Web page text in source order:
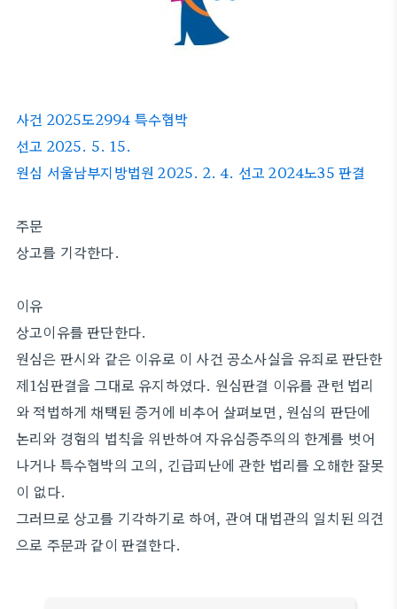
사건 2025도2994 특수협박
선고 2025. 5. 15.
원심 서울남부지방법원 2025. 2. 4. 선고 2024노35 판결
주문
상고를 기각한다.
이유
상고이유를 판단한다.
원심은 판시와 같은 이유로 이 사건 공소사실을 유죄로 판단한
제1심판결을 그대로 유지하였다. 원심판결 이유를 관련 법리
와 적법하게 채택된 증거에 비추어 살펴보면, 원심의 판단에
논리와 경험의 법칙을 위반하여 자유심증주의의 한계를 벗어
나거나 특수협박의 고의, 긴급피난에 관한 법리를 오해한 잘못
이 없다.
그러므로 상고를 기각하기로 하여, 관여 대법관의 일치된 의견
으로 주문과 같이 판결한다.